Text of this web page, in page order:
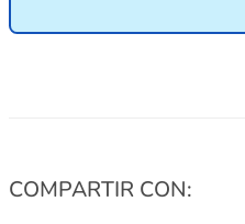
COMPARTIR CON: